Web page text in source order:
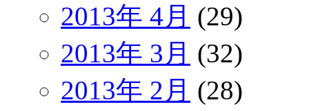
2013年 4月 (29)
2013年 3月 (32)
2013年 2月 (28)